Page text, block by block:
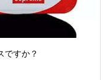
ですか？